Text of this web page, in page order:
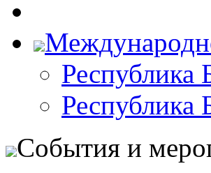
Республика
Республика
События и